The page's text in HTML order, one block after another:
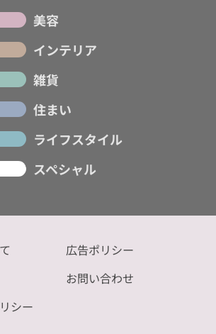
美容
インテリア
雑貨
住まい
ライフスタイル
スペシャル
シー
広告ポリシー
お問い合わせ